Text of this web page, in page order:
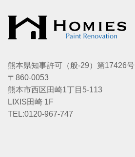
熊本県知事許可（般-29）第17426号
〒860-0053
熊本市西区田崎1丁目5-113
LIXIS田崎 1F
TEL:0120-967-747